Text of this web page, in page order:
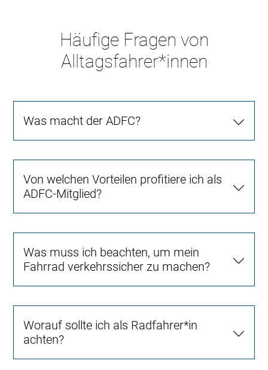
Häufige Fragen von
Alltagsfahrer*innen
Was macht der ADFC?
Von welchen Vorteilen profitiere ich als
ADFC-Mitglied?
Was muss ich beachten, um mein
Fahrrad verkehrssicher zu machen?
Worauf sollte ich als Radfahrer*in
achten?